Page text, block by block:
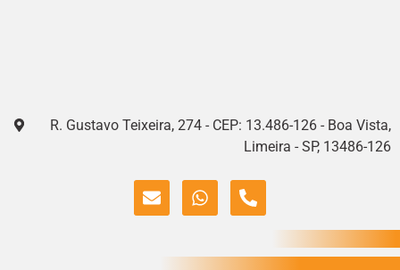
R. Gustavo Teixeira, 274 - CEP: 13.486-126 - Boa Vista,
Limeira - SP, 13486-126